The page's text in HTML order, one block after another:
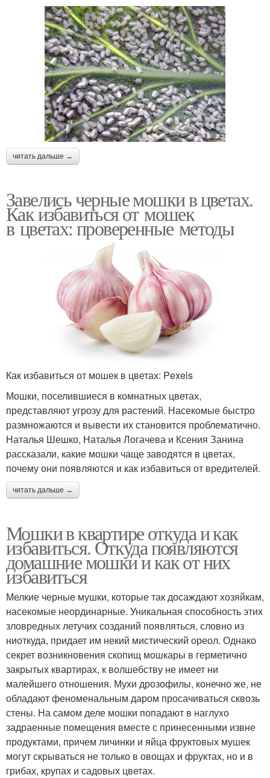
читать дальше →
Завелись черные мошки в цветах.
Как избавиться от мошек
в цветах: проверенные методы
Как избавиться от мошек в цветах: Pexels
Мошки, поселившиеся в комнатных цветах,
представляют угрозу для растений. Насекомые быстро
размножаются и вывести их становится проблематично.
Наталья Шешко, Наталья Логачева и Ксения Занина
рассказали, какие мошки чаще заводятся в цветах,
почему они появляются и как избавиться от вредителей.
читать дальше →
Мошки в квартире откуда и как
избавиться. Откуда появляются
домашние мошки и как от них
избавиться
Мелкие черные мушки, которые так досаждают хозяйкам,
насекомые неординарные. Уникальная способность этих
зловредных летучих созданий появляться, словно из
ниоткуда, придает им некий мистический ореол. Однако
секрет возникновения скопищ мошкары в герметично
закрытых квартирах, к волшебству не имеет ни
малейшего отношения. Мухи дрозофилы, конечно же, не
обладают феноменальным даром просачиваться сквозь
стены. На самом деле мошки попадают в наглухо
задраенные помещения вместе с принесенными извне
продуктами, причем личинки и яйца фруктовых мушек
могут скрываться не только в овощах и фруктах, но и в
грибах, крупах и садовых цветах.